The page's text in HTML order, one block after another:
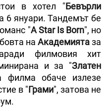
в хотел "Бевърли
6 януари. Тандемът бе
"A Star Is Born", но
наАкадемиятаза
филмовия хит
и за "Златен
филма обаче излезе
в "Грами", затова не